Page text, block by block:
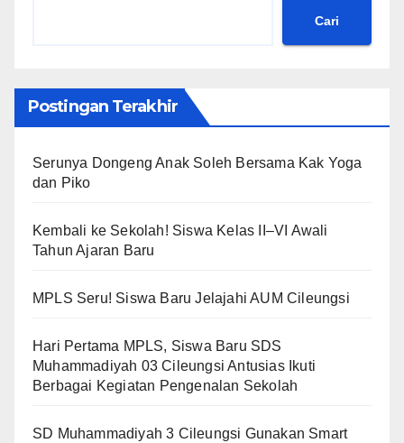
Cari
Postingan Terakhir
Serunya Dongeng Anak Soleh Bersama Kak Yoga
dan Piko
Kembali ke Sekolah! Siswa Kelas II–VI Awali
Tahun Ajaran Baru
MPLS Seru! Siswa Baru Jelajahi AUM Cileungsi
Hari Pertama MPLS, Siswa Baru SDS
Muhammadiyah 03 Cileungsi Antusias Ikuti
Berbagai Kegiatan Pengenalan Sekolah
SD Muhammadiyah 3 Cileungsi Gunakan Smart